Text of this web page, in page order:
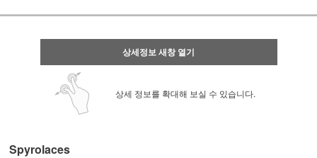
상세정보 새창 열기
상세 정보를 확대해 보실 수 있습니다.
Spyrolaces